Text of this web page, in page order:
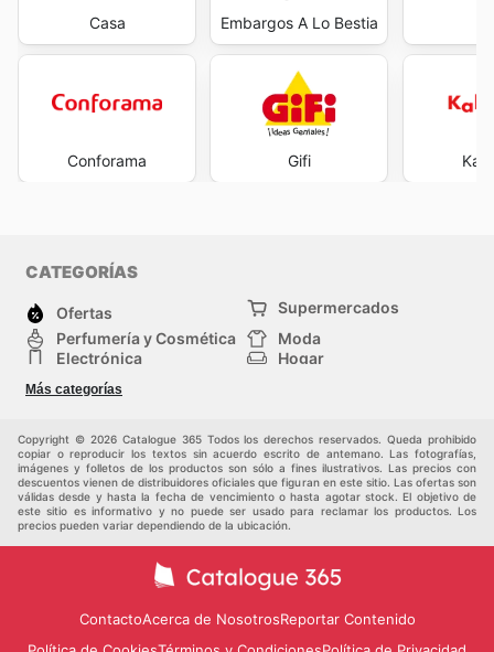
Casa
Conforama
Embargos A Lo Bestia
Gifi
CATEGORÍAS
Ofertas
Supermercados
Perfumería y Cosmética
Moda
Electrónica
Hogar
Deporte
Juguetes y bebés
Más categorías
Copyright © 2026 Catalogue 365 Todos los derechos reservados. Queda prohibido
copiar o reproducir los textos sin acuerdo escrito de antemano. Las fotografías,
imágenes y folletos de los productos son sólo a fines ilustrativos. Las precios con
descuentos vienen de distribuidores oficiales que figuran en este sitio. Las ofertas son
válidas desde y hasta la fecha de vencimiento o hasta agotar stock. El objetivo de
este sitio es informativo y no puede ser usado para reclamar los productos. Los
precios pueden variar dependiendo de la ubicación.
ContactoAcerca de NosotrosReportar Contenido